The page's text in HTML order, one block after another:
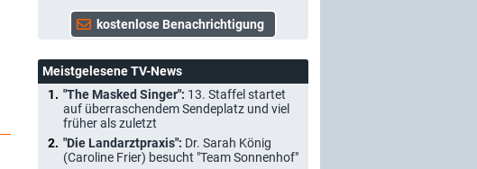
Meistgelesene TV-News
"The Masked Singer": 13. Staffel startet
auf überraschendem Sendeplatz und viel
früher als zuletzt
"Die Landarztpraxis": Dr. Sarah König
(Caroline Frier) besucht "Team Sonnenhof"